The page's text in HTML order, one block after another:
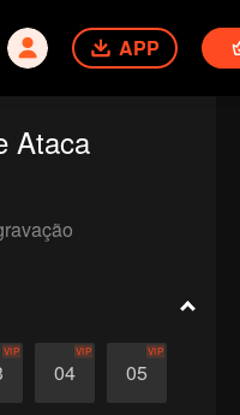
APP
Ataca
VIP
04
VIP
05
VIP